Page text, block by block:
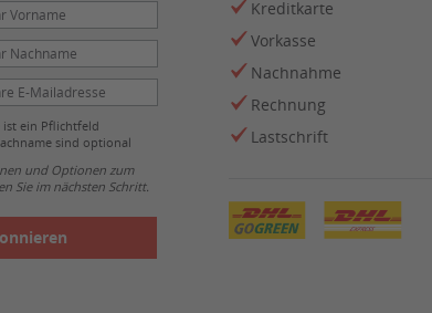
ist ein Pflichtfeld
sind optional
und Optionen zum
Sie im nächsten Schritt.
Kreditkarte
Vorkasse
Nachnahme
Rechnung
Lastschrift